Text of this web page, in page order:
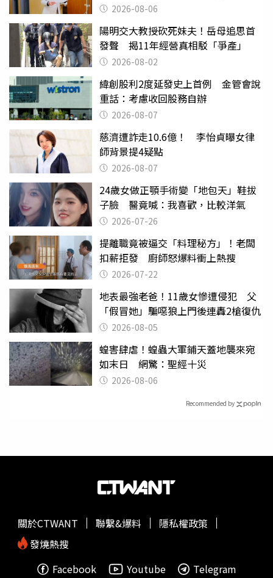
2026-08-06
陽明交大教授砍死妹夫！岳母追思首
發聲 揭11年經營真相駁「爭產」
2026-08-02
緯創股利2度延發史上首例 金管會說
重話：考慮收回股務自辦
2026-08-07
慈濟遭詐走10.6億！ 李怡貞曝女律
師背景提4疑點
2026-08-07
24歲女做正顎手術變「地包天」鞋拔
子臉 醫竟喊：我喜歡，比較洋氣
2026-07-26
提離職竟被逼交「料理秘方」！老闆
扣薪拒發 廚師怒爆料衝上熱搜
2026-07-22
地表最強老爸！11歲女慘遭侵犯 父
「假冒她」騙噁狼上門後連轟2槍復仇
2026-08-05
蝗害肆虐！蝗蟲大軍鋪天蓋地襲來宛
如末日 網驚：聖經十災
2026-08-06
Recommended by
關於CTWANT 聯繫&爆料
隱私權政策
發燒熱搜
Facebook
Youtube Telegram